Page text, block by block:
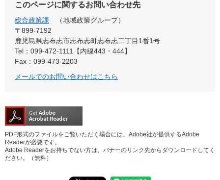
このページに関するお問い合わせ先
総合政策課
地域政策グループ
〒899‐7192
鹿児島県志布志市志布志町志布志二丁目1番1号
Tel：099-472-1111【内線443・444】
Fax：099-473-2203
メールでのお問い合わせはこちら
PDF形式のファイルをご覧いただく場合には、Adobe社が提供するAdobe
Readerが必要です。
Adobe Readerをお持ちでない方は、バナーのリンク先からダウンロードしてく
ださい。（無料）